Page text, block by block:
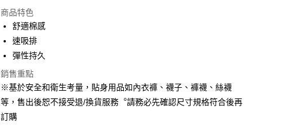
Apple Pay
悠遊付
全盈+PAY
商品特色
舒適棉感
速吸排
彈性持久
銷售重點
※基於安全和衛生考量，貼身用品如內衣褲、襪子、褲襪、絲襪
等，售出後恕不接受退/換貨服務︒請務必先確認尺寸規格符合後再
訂購